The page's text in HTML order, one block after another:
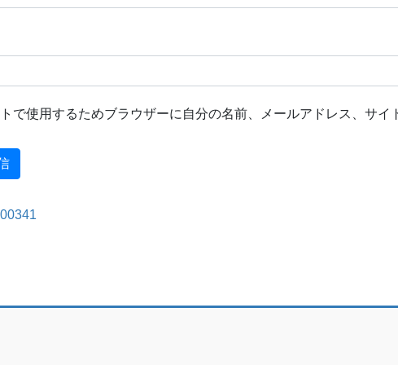
で使用するためブラウザーに自分の名前、メールアドレス、サイ